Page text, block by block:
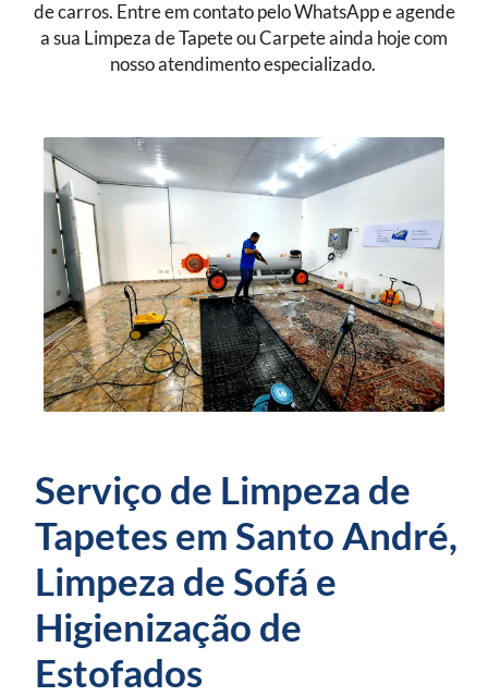
de carros. Entre em contato pelo WhatsApp e agende
a sua Limpeza de Tapete ou Carpete ainda hoje com
nosso atendimento especializado.
Serviço de Limpeza de
Tapetes em Santo André,
Limpeza de Sofá e
Higienização de
Estofados